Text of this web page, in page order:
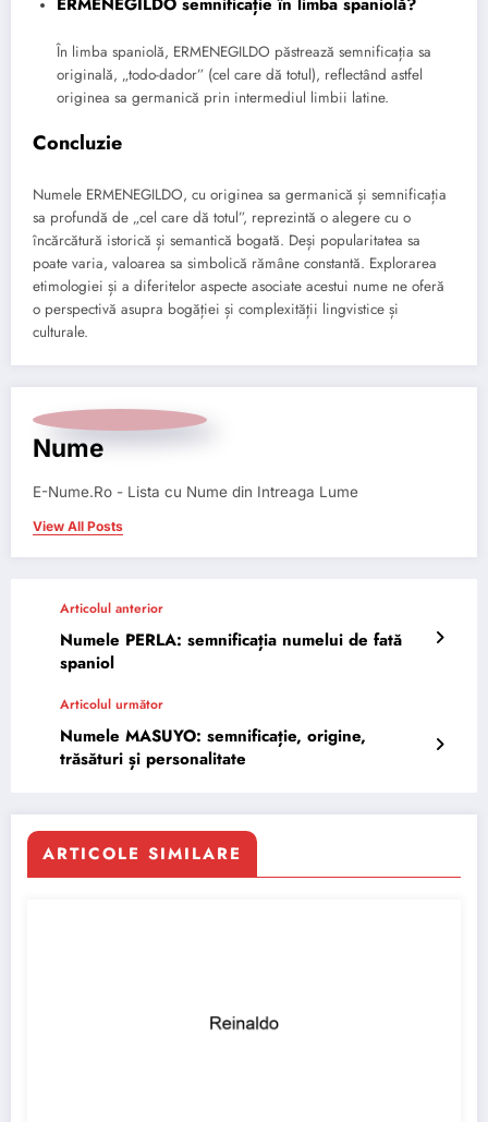
În limba spaniolă, ERMENEGILDO păstrează semnificația sa
originală, „todo-dador” (cel care dă totul), reflectând astfel
originea sa germanică prin intermediul limbii latine.
Concluzie
Numele ERMENEGILDO, cu originea sa germanică și semnificația
sa profundă de „cel care dă totul”, reprezintă o alegere cu o
încărcătură istorică și semantică bogată. Deși popularitatea sa
poate varia, valoarea sa simbolică rămâne constantă. Explorarea
etimologiei și a diferitelor aspecte asociate acestui nume ne oferă
o perspectivă asupra bogăției și complexității lingvistice și
culturale.
Nume
E-Nume.Ro - Lista cu Nume din Intreaga Lume
View All Posts
Articolul anterior
Numele PERLA: semnificația numelui de fată
spaniol
Articolul următor
Numele MASUYO: semnificație, origine,
trăsături și personalitate
ARTICOLE SIMILARE